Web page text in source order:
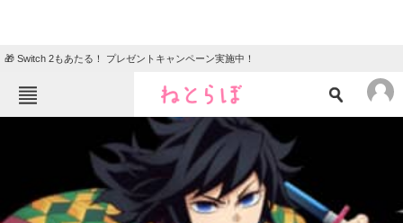
🎁 Switch 2もあたる！ プレゼントキャンペーン実施中！
ニュース
クイズ
グルメ 地域